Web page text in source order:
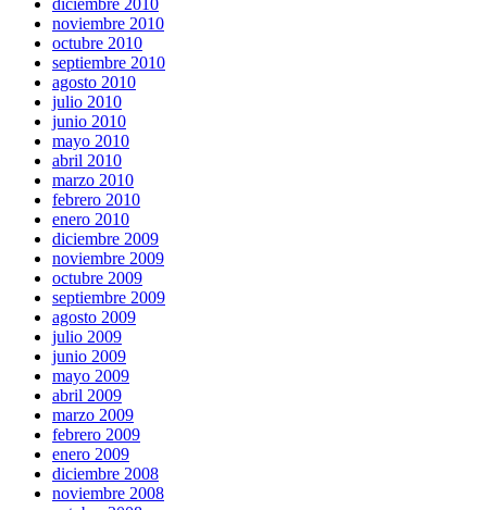
diciembre 2010
noviembre 2010
octubre 2010
septiembre 2010
agosto 2010
julio 2010
junio 2010
mayo 2010
abril 2010
marzo 2010
febrero 2010
enero 2010
diciembre 2009
noviembre 2009
octubre 2009
septiembre 2009
agosto 2009
julio 2009
junio 2009
mayo 2009
abril 2009
marzo 2009
febrero 2009
enero 2009
diciembre 2008
noviembre 2008